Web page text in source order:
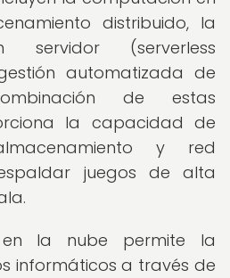
distribuido, la
servidor (serverless
automatizada de
de estas
la capacidad de
y red
juegos de alta
en la nube permite la
informáticos a través de